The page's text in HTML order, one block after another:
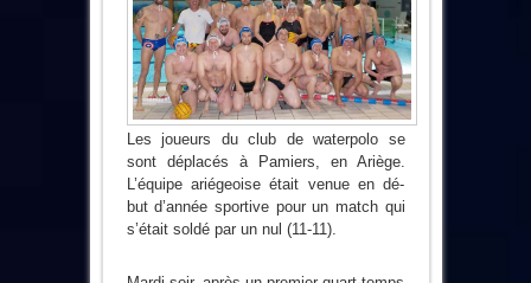
Les joueurs du club de waterpolo se
sont déplacés à Pamiers, en Ariège.
L’équipe ariégeoise était venue en dé-
but d’année sportive pour un match qui
s’était soldé par un nul (11-11).